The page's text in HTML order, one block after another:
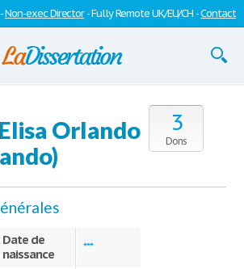
-Non-exec Director- Fully Remote UK/EU/CH -Contact
3
Dons
Orlando
Date de
naissance
***